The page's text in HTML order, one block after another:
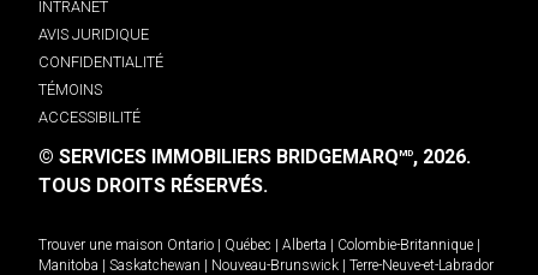
INTRANET
AVIS JURIDIQUE
CONFIDENTIALITÉ
TÉMOINS
ACCESSIBILITÉ
© SERVICES IMMOBILIERS BRIDGEMARQMD, 2026.
TOUS DROITS RÉSERVÉS.
Trouver une maison Ontario | Québec | Alberta | Colombie-Britannique |
Manitoba | Saskatchewan | Nouveau-Brunswick | Terre-Neuve-et-Labrador